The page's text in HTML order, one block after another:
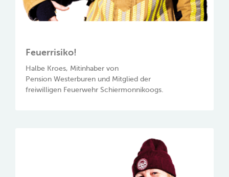
Feuerrisiko!
Halbe Kroes, Mitinhaber von
Pension Westerburen und Mitglied der
freiwilligen Feuerwehr Schiermonnikoogs.